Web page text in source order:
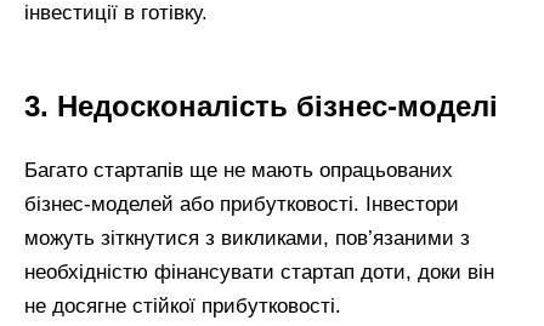
інвестиції в готівку.
3. Недосконалість бізнес-моделі
Багато стартапів ще не мають опрацьованих
бізнес-моделей або прибутковості. Інвестори
можуть зіткнутися з викликами, пов’язаними з
необхідністю фінансувати стартап доти, доки він
не досягне стійкої прибутковості.